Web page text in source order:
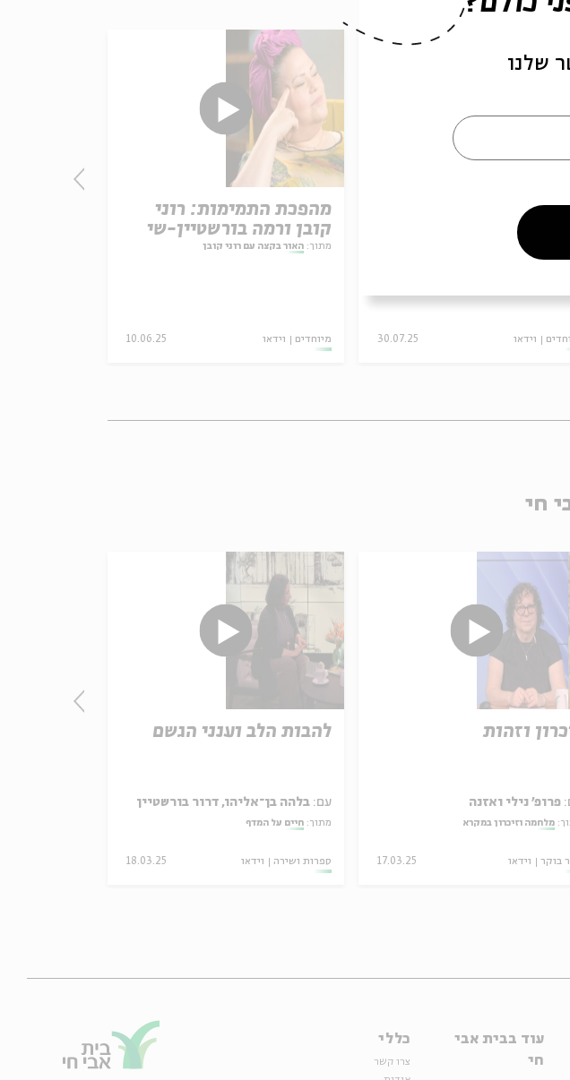
מהפכת התמימות: רוני
קובן ורמה בורשטיין-שי
מתוך: האור בקצה עם רוני קובן
מיוחדים וידאו 10.06.25
שלא יבואו להציל
רוני קובן וגדי מוזס
האור בקצה עם רוני קובן
וידאו 30.07.25
חי
להבות הלב וענני הגשם
עם: בלהה בן־אליהו, דרור בורשטיין
מתוך: חיים על המדף
ספרות ושירה וידאו 18.03.25
וזהות
פרופ' נילי ואזנה
מלחמה וזיכרון במקרא
בוקר וידאו 17.03.25
עוד בבית אבי
חי
כללי
צרו קשר
שלנו